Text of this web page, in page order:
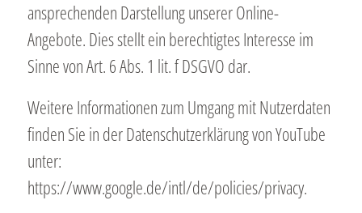
ansprechenden Darstellung unserer Online-
Angebote. Dies stellt ein berechtigtes Interesse im
Sinne von Art. 6 Abs. 1 lit. f DSGVO dar.
Weitere Informationen zum Umgang mit Nutzerdaten
finden Sie in der Datenschutzerklärung von YouTube
unter:
https://www.google.de/intl/de/policies/privacy.